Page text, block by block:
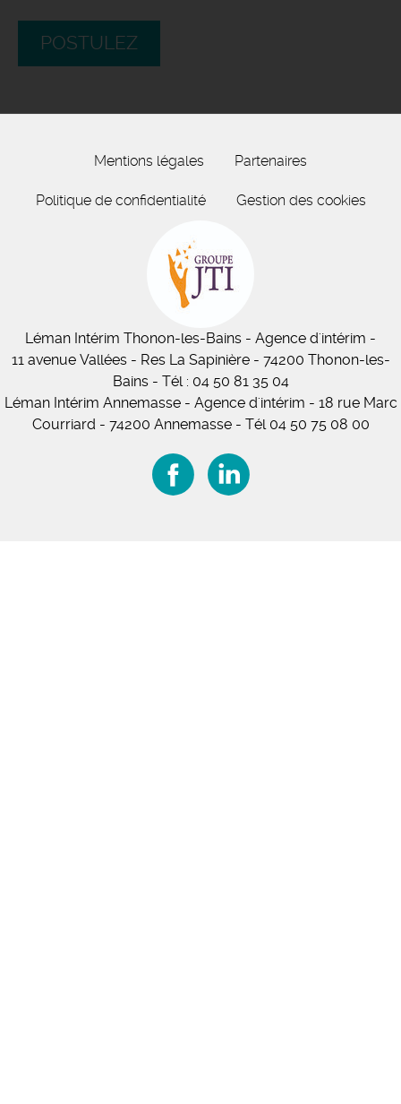
POSTULEZ
Mentions légales Partenaires
Politique de confidentialité Gestion des cookies
Léman Intérim Thonon-les-Bains - Agence d'intérim -
11avenue Vallées- Res La Sapinière - 74200 Thonon-les-
Bains - Tél : 04 50 81 35 04
Léman Intérim Annemasse - Agence d'intérim - 18 rue Marc
Courriard - 74200 Annemasse - Tél 04 50 75 08 00